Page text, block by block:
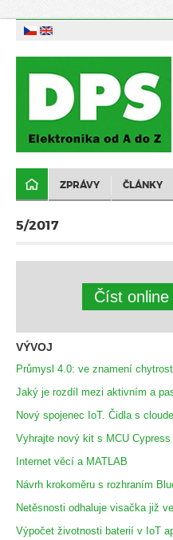
ZPRÁVY ČLÁNKY
5/2017
Číst online
VÝVOJ
Průmysl 4.0: ve znamení
Jaký je rozdíl mezi aktivním a
Nový spojenec IoT. Čidla s
Vyhrajte nový kit s MCU
Internet věcí a MATLAB
Návrh krokoměru s rozhraním
Netěsnosti odhaluje visačka již
Výpočet životnosti baterií v IoT